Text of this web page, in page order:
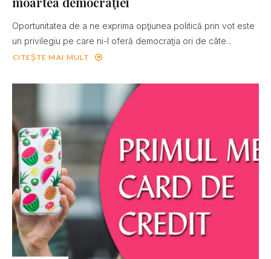
Oportunitatea de a ne exprima opţiunea politică prin vot este
un privilegiu pe care ni-l oferă democraţia ori de câte...
CITEȘTE MAI MULT